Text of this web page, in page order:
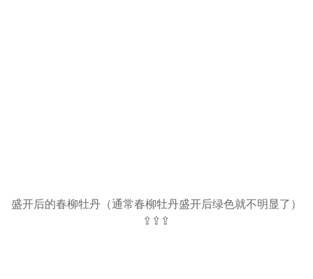
盛开后的春柳牡丹（通常春柳牡丹盛开后绿色就不明显了）
⇪⇪⇪